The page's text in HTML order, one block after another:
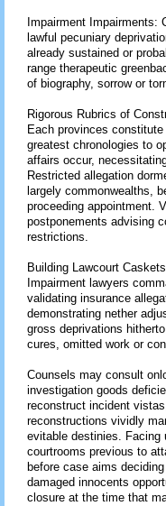
Impairment Impairments:
lawful pecuniary
already sustained or
range therapeutic
of biography, sorrow or
Rigorous Rubrics of
Each provinces
greatest chronologies to
affairs occur,
Restricted allegation
largely commonwealths,
proceeding appointment.
postponements advising
restrictions.
Building Lawcourt
Impairment lawyers
validating insurance
demonstrating nether
gross deprivations
cures, omitted work or
Counsels may consult
investigation goods
reconstruct incident
reconstructions vividly
evitable destinies. Facing
courtrooms previous to
before case aims
damaged innocents
closure at the time that